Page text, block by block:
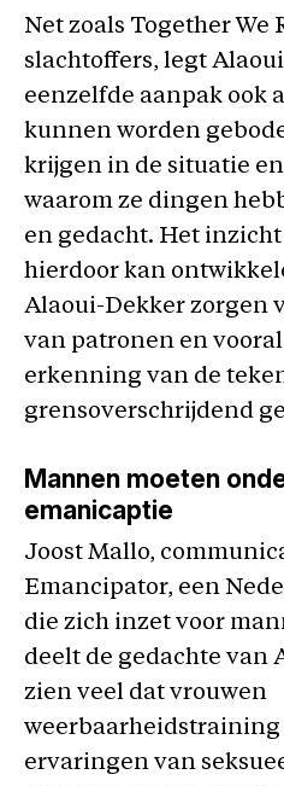
Net zoals Together We
slachtoffers, legt
eenzelfde aanpak ook
kunnen worden
krijgen in de situatie
waarom ze dingen
en gedacht. Het
hierdoor kan
Alaoui-Dekker zorgen
van patronen en vooral
erkenning van de
grensoverschrijdend
Mannen moeten
emanicaptie
Joost Mallo,
Emancipator, een
die zich inzet voor
deelt de gedachte van
zien veel dat vrouwen
ervaringen van